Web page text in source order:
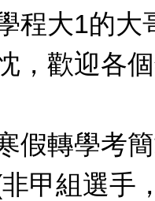
程大1的大
，歡迎各
假轉學考
甲組選手